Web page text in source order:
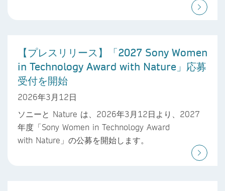
【プレスリリース】「2027 Sony Women
in Technology Award with Nature」応募
受付を開始
2026年3月12日
ソニーと Nature は、2026年3月12日より、2027
年度「Sony Women in Technology Award
with Nature」の公募を開始します。